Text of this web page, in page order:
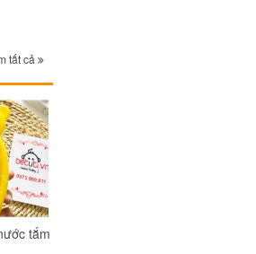
tất cả
tắm